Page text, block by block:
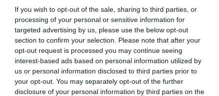
If you wish to opt-out of the sale, sharing to third parties, or
processing of your personal or sensitive information for
targeted advertising by us, please use the below opt-out
section to confirm your selection. Please note that after your
opt-out request is processed you may continue seeing
interest-based ads based on personal information utilized by
us or personal information disclosed to third parties prior to
your opt-out. You may separately opt-out of the further
disclosure of your personal information by third parties on the
ΔΗΜΟΦΙΛΕΣΤΕΡΑ ΗΜΕΡΑΣ